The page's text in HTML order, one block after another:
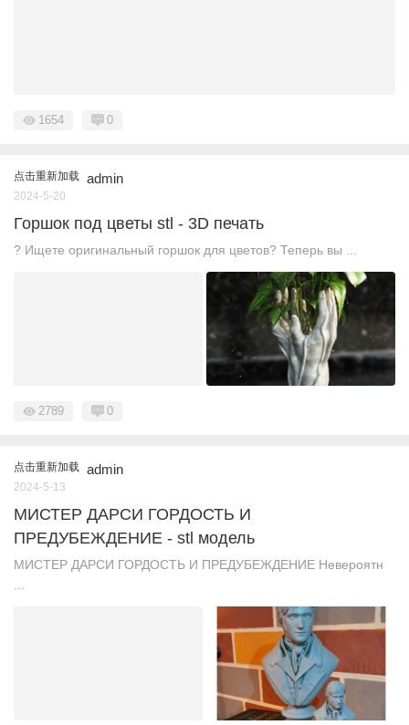
1654 0
点击重新加载 admin
2024-5-20
Горшок под цветы stl - 3D печать
? Ищете оригинальный горшок для цветов? Теперь вы ...
2789 0
点击重新加载 admin
2024-5-13
МИСТЕР ДАРСИ ГОРДОСТЬ И
ПРЕДУБЕЖДЕНИЕ - stl модель
МИСТЕР ДАРСИ ГОРДОСТЬ И ПРЕДУБЕЖДЕНИЕ Невероятн